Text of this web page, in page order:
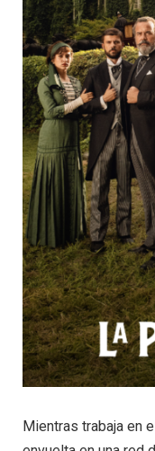
Mientras trabaja en